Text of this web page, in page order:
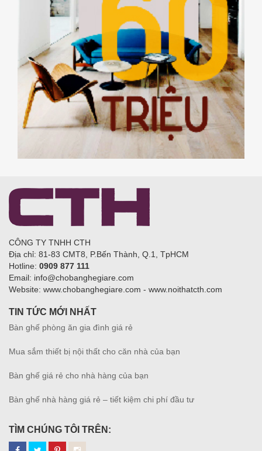
CÔNG TY TNHH CTH
Địa chỉ: 81-83 CMT8, P.Bến Thành, Q.1, TpHCM
Hotline: 0909 877 111
Email: info@chobanghegiare.com
Website: www.chobanghegiare.com - www.noithatcth.com
TIN TỨC MỚI NHẤT
Bàn ghế phòng ăn gia đình giá rẻ
Mua sắm thiết bị nội thất cho căn nhà của bạn
Bàn ghế giá rẻ cho nhà hàng của bạn
Bàn ghế nhà hàng giá rẻ – tiết kiệm chi phí đầu tư
TÌM CHÚNG TÔI TRÊN: